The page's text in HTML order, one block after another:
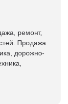
ремонт,
Продажа
дорожно-